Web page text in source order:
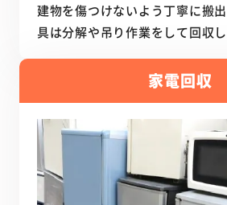
建物を傷つけないよう丁寧に搬
具は分解や吊り作業をして回収し
家電回収